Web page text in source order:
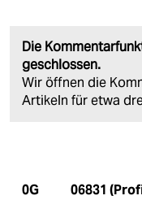
Die
geschlossen.
Wir öffnen die
Artikeln für etwa
0G 06831